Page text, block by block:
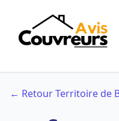
← Retour Territoire de